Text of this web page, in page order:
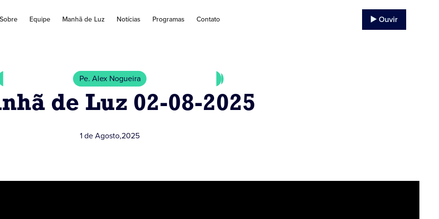
Equipe Manhã de Luz Notícias Programas Contato ▶️ Ouvir
Pe. Alex Nogueira
de Luz 02-08-2025
1 de Agosto,2025